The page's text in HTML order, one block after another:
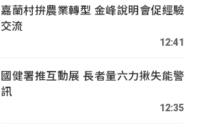
嘉蘭村拚農業轉型 金峰說明會促經驗
交流
12:41
國健署推互動展 長者量六力揪失能警
訊
12:35